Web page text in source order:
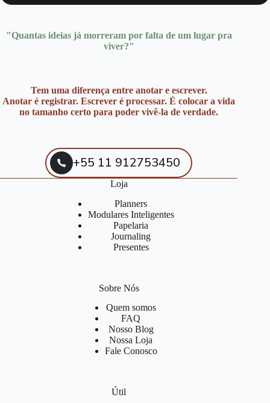
"Quantas ideias já morreram por falta de um lugar pra
viver?"
Tem uma diferença entre anotar e escrever.
Anotar é registrar. Escrever é processar. É colocar a vida
no tamanho certo para poder vivê-la de verdade.
+55 11 912753450
Loja
Planners
Modulares Inteligentes
Papelaria
Journaling
Presentes
Sobre Nós
Quem somos
FAQ
Nosso Blog
Nossa Loja
Fale Conosco
Útil